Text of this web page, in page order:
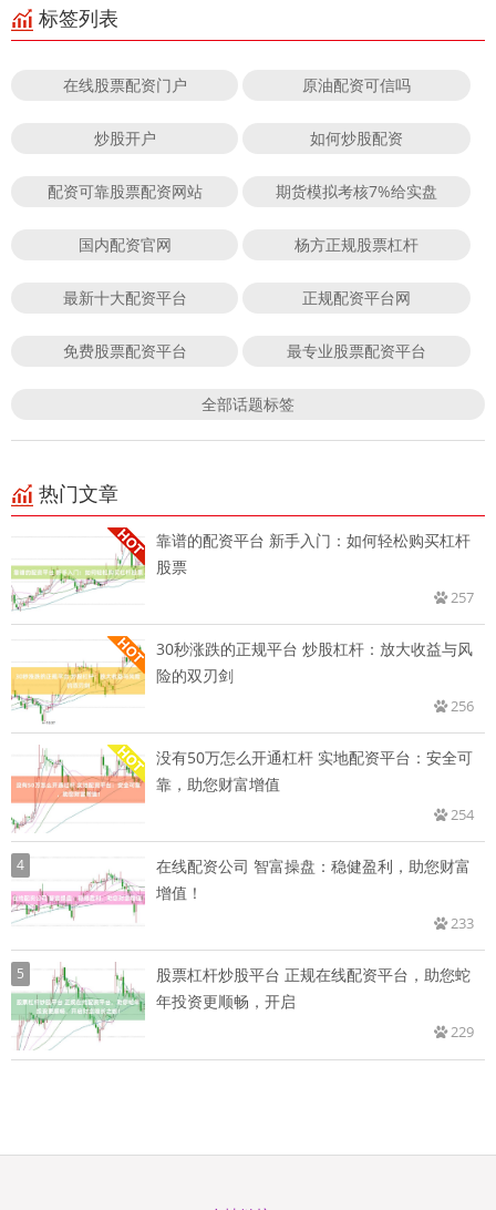
标签列表
在线股票配资门户 原油配资可信吗
炒股开户 如何炒股配资
配资可靠股票配资网站 期货模拟考核7%给实盘
国内配资官网 杨方正规股票杠杆
最新十大配资平台 正规配资平台网
免费股票配资平台 最专业股票配资平台
全部话题标签
热门文章
靠谱的配资平台 新手入门：如何轻松购买杠杆
股票
257
30秒涨跌的正规平台 炒股杠杆：放大收益与风
险的双刃剑
256
没有50万怎么开通杠杆 实地配资平台：安全可
靠，助您财富增值
254
4
在线配资公司 智富操盘：稳健盈利，助您财富
增值！
233
5
股票杠杆炒股平台 正规在线配资平台，助您蛇
年投资更顺畅，开启
229